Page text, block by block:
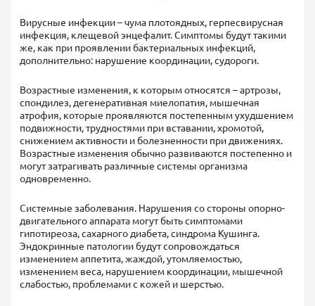
Вирусные инфекции – чума плотоядных, герпесвирусная
инфекция, клещевой энцефалит. Симптомы будут такими
же, как при проявлении бактериальных инфекций,
дополнительно: нарушение координации, судороги.
Возрастные изменения, к которым относятся – артрозы,
спондилез, дегенеративная миелопатия, мышечная
атрофия, которые проявляются постепенным ухудшением
подвижности, трудностями при вставании, хромотой,
снижением активности и болезненности при движениях.
Возрастные изменения обычно развиваются постепенно и
могут затрагивать различные системы организма
одновременно.
Системные заболевания. Нарушения со стороны опорно-
двигательного аппарата могут быть симптомами
гипотиреоза, сахарного диабета, синдрома Кушинга.
Эндокринные патологии будут сопровождаться
изменением аппетита, жаждой, утомляемостью,
изменением веса, нарушением координации, мышечной
слабостью, проблемами с кожей и шерстью.